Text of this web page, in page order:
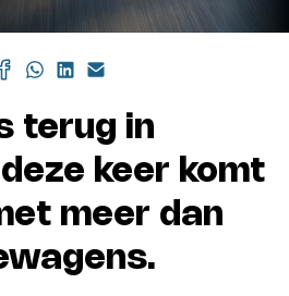
terug in
deze keer komt
meer dan